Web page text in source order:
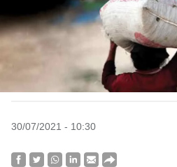
30/07/2021 - 10:30